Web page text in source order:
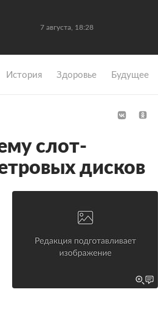
7 августа, 18:28
История Здоровье Будущее
слот-
дисков